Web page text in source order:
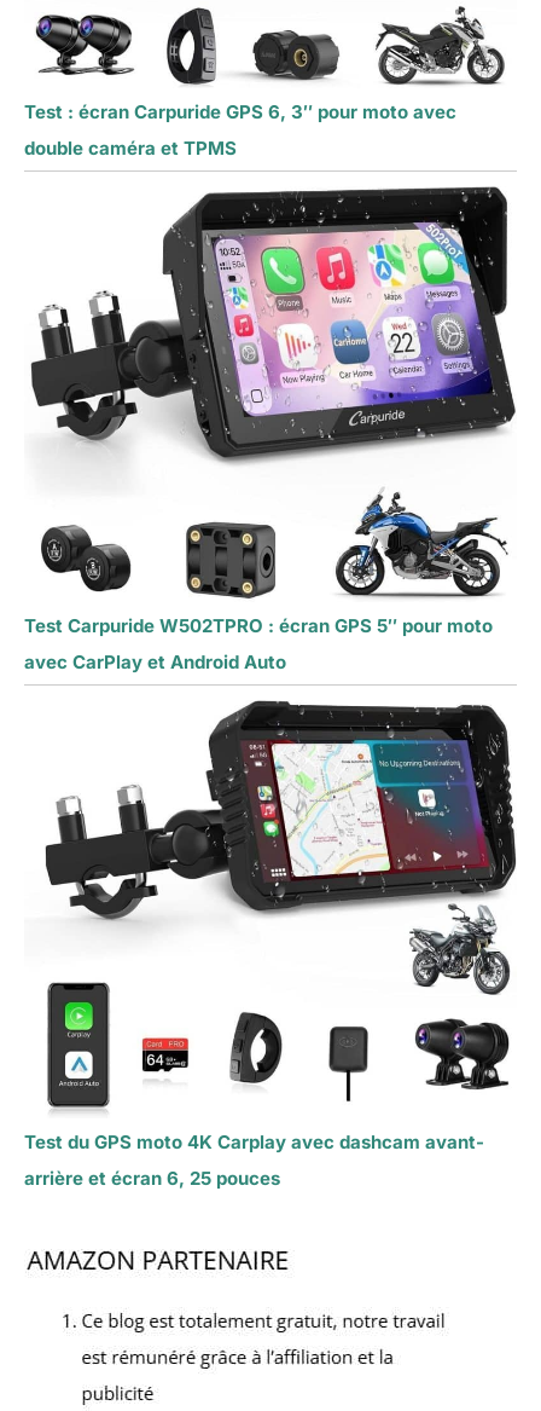
Test : écran Carpuride GPS 6, 3″ pour moto avec
double caméra et TPMS
Test Carpuride W502TPRO : écran GPS 5″ pour moto
avec CarPlay et Android Auto
Test du GPS moto 4K Carplay avec dashcam avant-
arrière et écran 6, 25 pouces